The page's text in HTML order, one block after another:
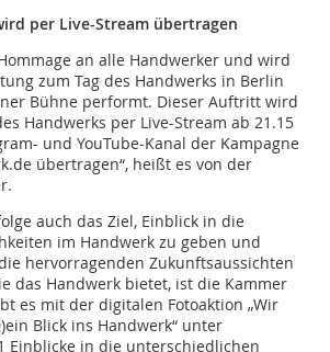
per Live-Stream übertragen
an alle Handwerker und wird
zum Tag des Handwerks in Berlin
Bühne performt. Dieser Auftritt wird
Handwerks per Live-Stream ab 21.15
und YouTube-Kanal der Kampagne
übertragen“, heißt es von der
auch das Ziel, Einblick in die
im Handwerk zu geben und
hervorragenden Zukunftsaussichten
das Handwerk bietet, ist die Kammer
es mit der digitalen Fotoaktion „Wir
Blick ins Handwerk“ unter
Einblicke in die unterschiedlichen